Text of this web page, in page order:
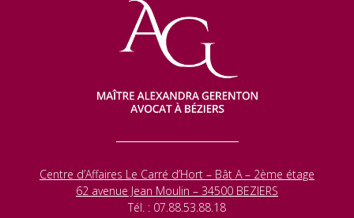
Centre d’Affaires Le Carré d’Hort – Bât A – 2ème étage
62 avenue Jean Moulin – 34500 BEZIERS
Tél. : 07.88.53.88.18